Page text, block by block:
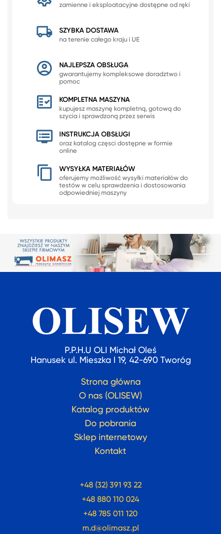
zamienne i eksploatacyjne dostępne od ręki
SZYBKA DOSTAWA
na terenie całego kraju i UE
NAJLEPSZA OBSŁUGA
gwarantujemy kompleksowe doradztwo i
pomoc
KOMPLETNA MASZYNA
kupujesz maszynę kompletną, gotową do
szycia i sprawdzoną przez serwis
INSTRUKCJA OBSŁUGI
oraz katalog częsci dostępne w formie
online
WYSYŁKA MATERIAŁÓW
oferujemy możliwość wysyłki materiałów do
testów w celu sprawdzenia i dostosowania
odpowiedniej maszyny
P.P.H.U OLI Michał Oleś
Hanusek ul. Mieszka I 19, 42-690 Tworóg
Strona główna
O nas (OLISEW)
Katalog produktów
Do pobrania
Sklep internetowy
Kontakt
+48 (32) 391 93 22
+48 880 110 024
+48 785 011 120
m.d@olimasz.pl